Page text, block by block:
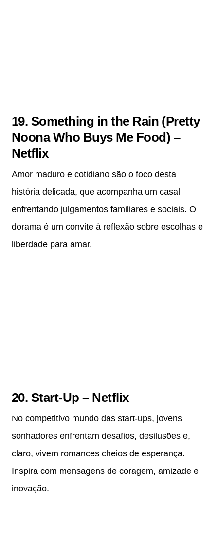
19. Something in the Rain (Pretty
Noona Who Buys Me Food) –
Netflix
Amor maduro e cotidiano são o foco desta
história delicada, que acompanha um casal
enfrentando julgamentos familiares e sociais. O
dorama é um convite à reflexão sobre escolhas e
liberdade para amar.
20. Start-Up – Netflix
No competitivo mundo das start-ups, jovens
sonhadores enfrentam desafios, desilusões e,
claro, vivem romances cheios de esperança.
Inspira com mensagens de coragem, amizade e
inovação.